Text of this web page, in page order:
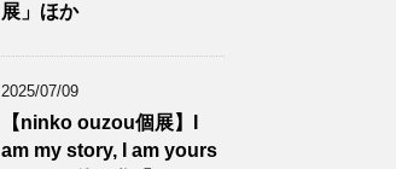
展」ほか
2025/07/09
【ninko ouzou個展】I
am my story, I am yours